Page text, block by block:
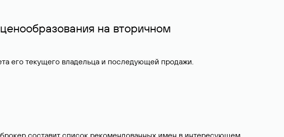
на вторичном
его текущего владельца и последующей продажи.
составит список рекомендованных имен в интересующем